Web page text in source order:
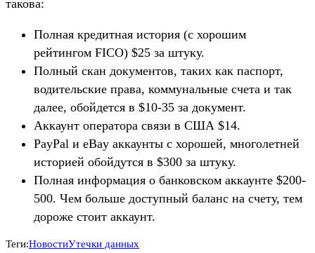
такова:
Полная кредитная история (с хорошим
рейтингом FICO) $25 за штуку.
Полный скан документов, таких как паспорт,
водительские права, коммунальные счета и так
далее, обойдется в $10-35 за документ.
Аккаунт оператора связи в США $14.
PayPal и eBay аккаунты с хорошей, многолетней
историей обойдутся в $300 за штуку.
Полная информация о банковском аккаунте $200-
500. Чем больше доступный баланс на счету, тем
дороже стоит аккаунт.
Теги:НовостиУтечки данных